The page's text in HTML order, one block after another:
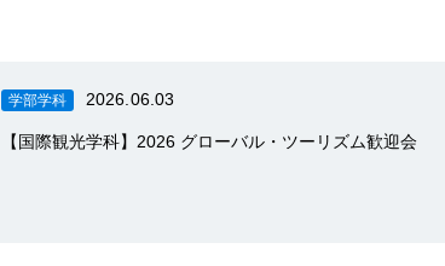
学部学科 2026.06.03
【国際観光学科】2026 グローバル・ツーリズム歓迎会